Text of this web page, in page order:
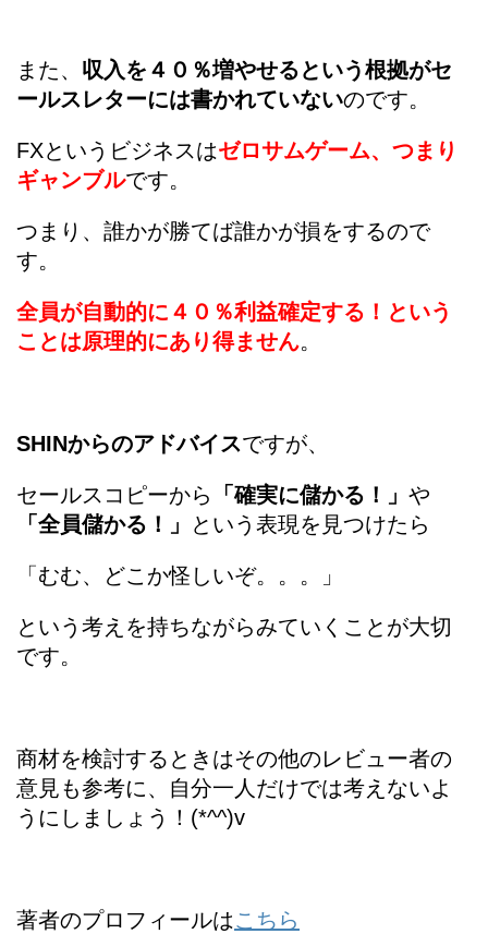
また、 収入を４０％増やせるという根拠がセ
ールスレターには書かれていないのです。
FXというビジネスはゼロサムゲーム、つまり
ギャンブルです。
つまり、誰かが勝てば誰かが損をするので
す。
全員が自動的に４０％利益確定する！という
ことは原理的にあり得ません。
SHINからのアドバイスですが、
セールスコピーから 「確実に儲かる！」 や
「全員儲かる！」
という表現を見つけたら
「むむ、どこか怪しいぞ。。。」
という考えを持ちながらみていくことが大切
です。
商材を検討するときはその他のレビュー者の
意見も参考に、自分一人だけでは考えないよ
うにしましょう！(*^^)v
著者のプロフィールはこちら